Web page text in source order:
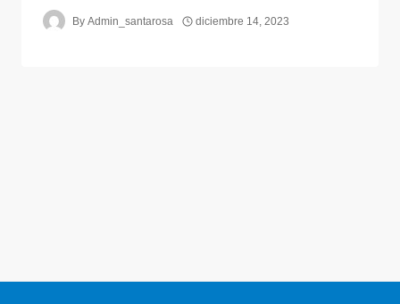
By Admin_santarosa diciembre 14, 2023